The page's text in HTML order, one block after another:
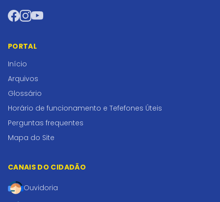
Facebook
Instagram
YouTube
PORTAL
Início
Arquivos
Glossário
Horário de funcionamento e Tefefones Úteis
Perguntas frequentes
Mapa do Site
CANAIS DO CIDADÃO
Ouvidoria